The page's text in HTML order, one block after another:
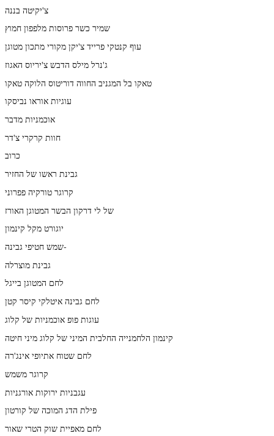
צ'יקיטה בננה
שמיר כשר פרוסות מלפפון חמוץ
עוף קנטקי פרייד צ'יקן מקורי מתכון מטוגן
ג'נרל מילס הדבש צ'יריוס האגוז
טאקו בל המגניב החווה דוריטוס הלוקה טאקו
עוגיות אוראו נביסקו
אוכמניות מדבר
חוות קרקרי צ'דר
כרוב
גבינת ראשו של החזיר
קרוגר טורקיה פפרוני
של לי דרקון הבשר המטוגן האורז
יוגורט מקל קינמון
שמש חטיפי גבינה-
גבינת מוצרלה
לחם המטוגן בייגל
לחם גבינה איטלקי קיסר קטן
עוגות פופ אוכמניות של קלוג
קינמון הלחמנייה החלבית המיני של קלוג מיני חיטה
לחם שטוח אתיופי אינג'רה
קרוגר משמש
עגבניות ירוקות אורגניות
פילת הדג המוכה של קורטון
לחם מאפיית שוק הטרי שאור